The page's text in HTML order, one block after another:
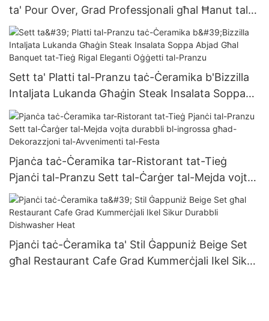
ta' Pour Over, Grad Professjonali għal Ħanut tal-
Kafè fid-Dar, Restaurant, Teapot, Tazza u
Saucer, Sett ta' Buqar tal-Ħalib
Sett ta' Platti tal-Pranzu taċ-Ċeramika b'Bizzilla
Intaljata Lukanda Għaġin Steak Insalata Soppa
Abjad Għal Banquet tat-Tieġ Rigal Eleganti
Oġġetti tal-Pranzu
Pjanċa taċ-Ċeramika tar-Ristorant tat-Tieġ
Pjanċi tal-Pranzu Sett tal-Ċarġer tal-Mejda vojta
durabbli bl-ingrossa għad-Dekorazzjoni tal-
Avvenimenti tal-Festa
Pjanċi taċ-Ċeramika ta' Stil Ġappuniż Beige Set
għal Restaurant Cafe Grad Kummerċjali Ikel Sikur